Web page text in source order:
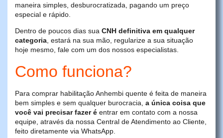
maneira simples, desburocratizada, pagando um preço
especial e rápido.
Dentro de poucos dias sua CNH definitiva em qualquer
categoria, estará na sua mão, regularize a sua situação
hoje mesmo, fale com um dos nossos especialistas.
Como funciona?
Para comprar habilitação Anhembi quente é feita de maneira
bem simples e sem qualquer burocracia, a única coisa que
você vai precisar fazer é entrar em contato com a nossa
equipe, através da nossa Central de Atendimento ao Cliente,
feito diretamente via WhatsApp.